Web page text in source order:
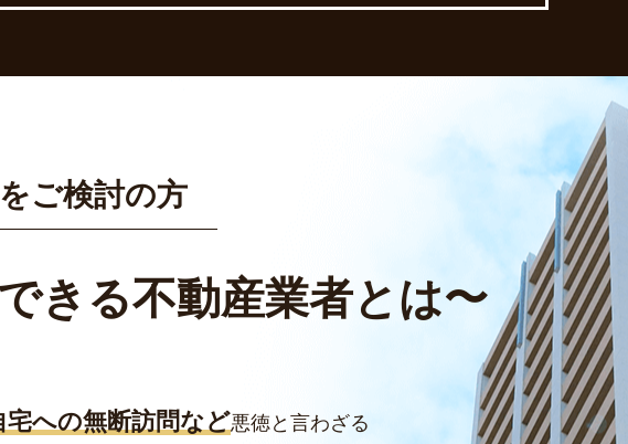
をご検討の方
きる不動産業者とは〜
への無断訪問など悪徳と言わざる